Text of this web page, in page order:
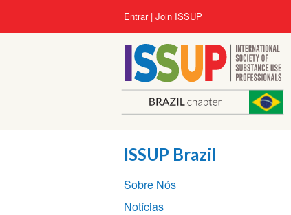
User
account
menu
Entrar Join ISSUP
ISSUP Brazil
Section
navigation
Sobre Nós
Notícias